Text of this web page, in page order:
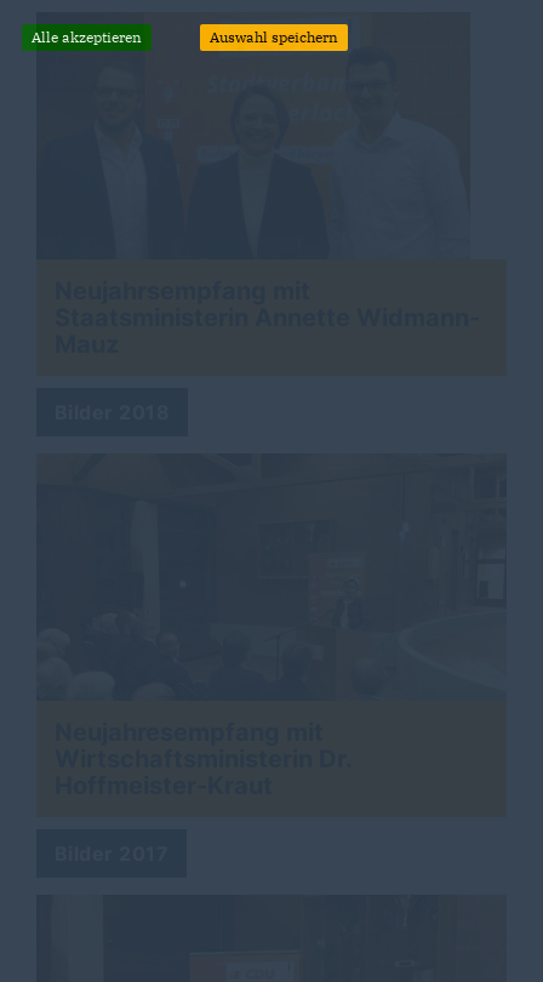
Alle akzeptieren Auswahl speichern